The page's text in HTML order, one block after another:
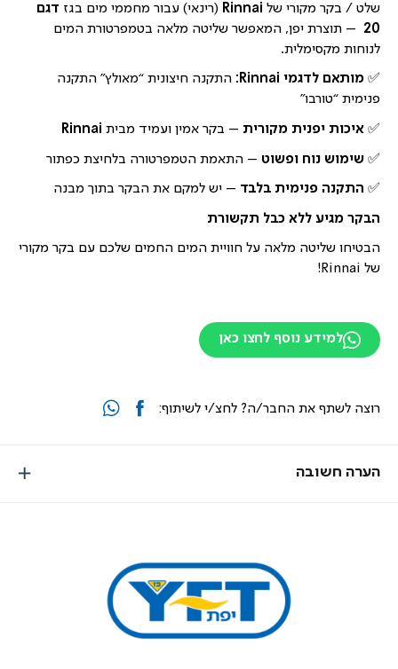
שלט / בקר מקורי של Rinnai (רינאי) עבור מחממי מים בגז דגם
20
– תוצרת יפן, המאפשר שליטה מלאה בטמפרטורת המים
לנוחות מקסימלית.
✅ מותאם לדגמי Rinnai:
התקנה חיצונית “מאולץ” התקנה
פנימית “טורבו”
✅ איכות יפנית מקורית – בקר אמין ועמיד מבית Rinnai
✅ שימוש נוח ופשוט – התאמת הטמפרטורה בלחיצת כפתור
✅ התקנה פנימית בלבד – יש למקם את הבקר בתוך מבנה
הבקר מגיע ללא כבל תקשורת
הבטיחו שליטה מלאה על חוויית המים החמים שלכם עם בקר מקורי
של Rinnai!
למידע נוסף לחצו כאן
הערה חשובה
רוצה לשתף את החבר/ה? לחצ/י לשיתוף: